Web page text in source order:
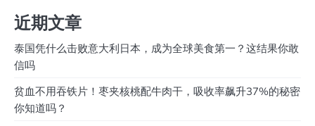
近期文章
泰国凭什么击败意大利日本，成为全球美食第一？这结果你敢
信吗
贫血不用吞铁片！枣夹核桃配牛肉干，吸收率飙升37%的秘密
你知道吗？